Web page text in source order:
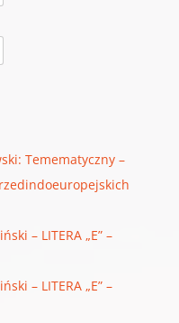
Temematyczny –
– LITERA „E” –
– LITERA „E” –